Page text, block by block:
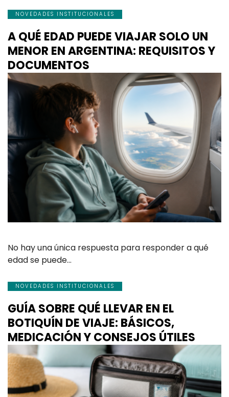
NOVEDADES INSTITUCIONALES
A QUÉ EDAD PUEDE VIAJAR SOLO UN
MENOR EN ARGENTINA: REQUISITOS Y
DOCUMENTOS
No hay una única respuesta para responder a qué
edad se puede…
NOVEDADES INSTITUCIONALES
GUÍA SOBRE QUÉ LLEVAR EN EL
BOTIQUÍN DE VIAJE: BÁSICOS,
MEDICACIÓN Y CONSEJOS ÚTILES